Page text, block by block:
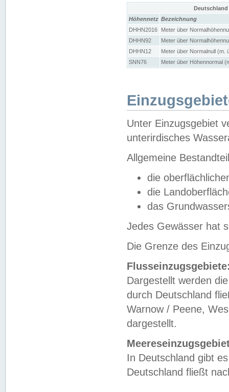
Höhennetz Bezeichnung
DHHN2016
Meter über
DHHN92
Meter über
DHHN12
Meter über Normalnull (m.
SNN76
Meter über Höhennormal
Unter Einzugsgebiet
unterirdisches
Allgemeine
die
die
das
Jedes Gewässer hat
Die Grenze des
Dargestellt werden
durch Deutschland
Warnow / Peene,
dargestellt.
In Deutschland gibt
Deutschland fließt